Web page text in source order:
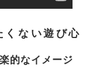
くない遊び心
的なイメージ